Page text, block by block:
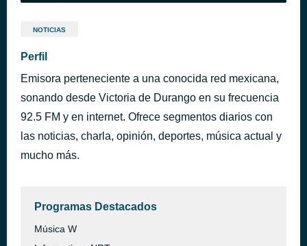
NOTICIAS
Perfil
Emisora perteneciente a una conocida red mexicana,
sonando desde Victoria de Durango en su frecuencia
92.5 FM y en internet. Ofrece segmentos diarios con
las noticias, charla, opinión, deportes, música actual y
mucho más.
Programas Destacados
Música W